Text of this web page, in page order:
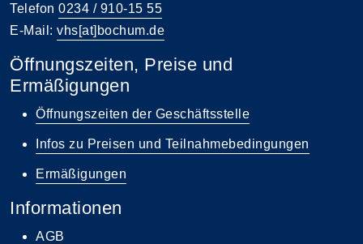
Telefon 0234 / 910-15 55
E-Mail: vhs[at]bochum.de
Öffnungszeiten, Preise und
Ermäßigungen
Öffnungszeiten der Geschäftsstelle
Infos zu Preisen und Teilnahmebedingungen
Ermäßigungen
Informationen
AGB